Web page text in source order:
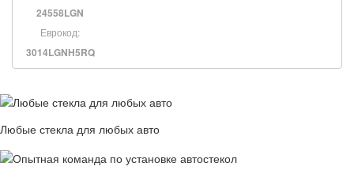
24558LGN
Еврокод:
3014LGNH5RQ
Любые стекла для любых авто